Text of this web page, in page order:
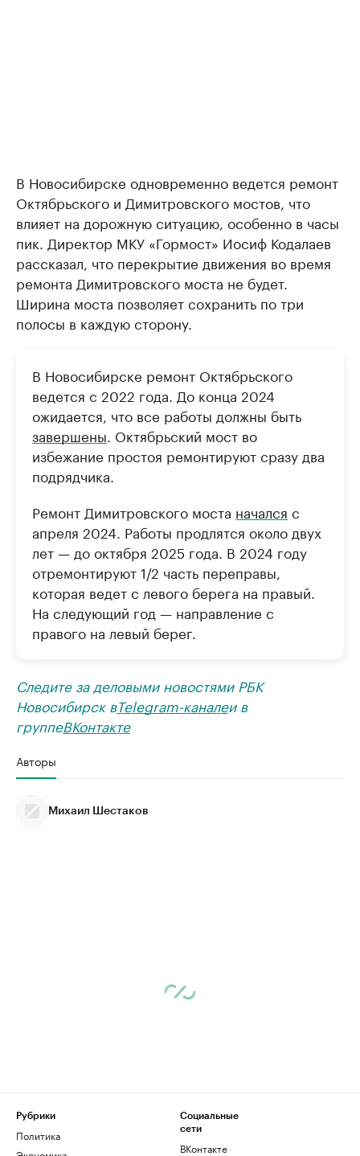
В Новосибирске одновременно ведется ремонт
Октябрьского и Димитровского мостов, что
влияет на дорожную ситуацию, особенно в часы
пик. Директор МКУ «Гормост» Иосиф Кодалаев
рассказал, что перекрытие движения во время
ремонта Димитровского моста не будет.
Ширина моста позволяет сохранить по три
полосы в каждую сторону.
В Новосибирске ремонт Октябрьского
ведется с 2022 года. До конца 2024
ожидается, что все работы должны быть
завершены. Октябрьский мост во
избежание простоя ремонтируют сразу два
подрядчика.
Ремонт Димитровского моста начался с
апреля 2024. Работы продлятся около двух
лет — до октября 2025 года. В 2024 году
отремонтируют 1/2 часть переправы,
которая ведет с левого берега на правый.
На следующий год — направление с
правого на левый берег.
Следите за деловыми новостями РБК
Новосибирск вTelegram-каналеи в
группеВКонтакте
Авторы
Михаил Шестаков
Рубрики
Политика
Социальные
сети
ВКонтакте